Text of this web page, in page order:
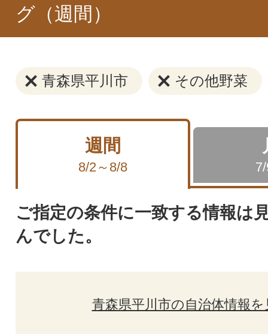
グ（週間）
青森県平川市 その他野菜
週間
8/2～8/8
ご指定の条件に一致する情報は
んでした。
青森県平川市の自治体情報を